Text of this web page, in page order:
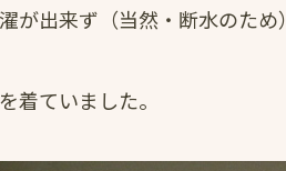
が出来ず（当然・断水のため）
着ていました。